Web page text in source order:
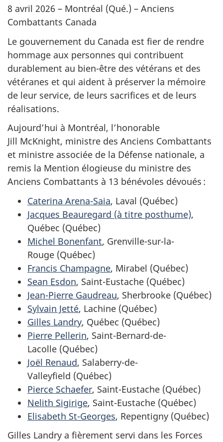
8 avril 2026 – Montréal (Qué.) – Anciens
Combattants Canada
Le gouvernement du Canada est fier de rendre
hommage aux personnes qui contribuent
durablement au bien-être des vétérans et des
vétéranes et qui aident à préserver la mémoire
de leur service, de leurs sacrifices et de leurs
réalisations.
Aujourd’hui à Montréal, l’honorable
Jill McKnight, ministre des Anciens Combattants
et ministre associée de la Défense nationale, a
remis la Mention élogieuse du ministre des
Anciens Combattants à 13 bénévoles dévoués :
Caterina Arena-Saia, Laval (Québec)
Jacques Beauregard (à titre posthume),
Québec (Québec)
Michel Bonenfant, Grenville-sur-la-
Rouge (Québec)
Francis Champagne, Mirabel (Québec)
Sean Esdon, Saint-Eustache (Québec)
Jean-Pierre Gaudreau, Sherbrooke (Québec)
Sylvain Jetté, Lachine (Québec)
Gilles Landry, Québec (Québec)
Pierre Pellerin, Saint-Bernard-de-
Lacolle (Québec)
Joël Renaud, Salaberry-de-
Valleyfield (Québec)
Pierce Schaefer, Saint-Eustache (Québec)
Nelith Sigirige, Saint-Eustache (Québec)
Elisabeth St-Georges, Repentigny (Québec)
Gilles Landry a fièrement servi dans les Forces